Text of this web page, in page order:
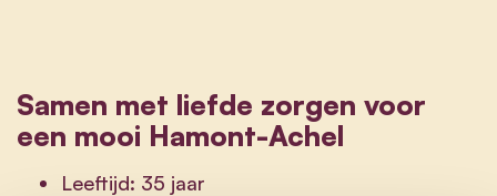
Samen met liefde zorgen voor
een mooi Hamont-Achel
Leeftijd: 35 jaar